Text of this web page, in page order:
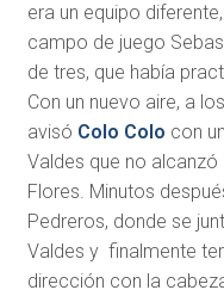
era un equipo
campo de juego
de tres, que había
Con un nuevo aire, a
avisó Colo Colo con
Valdes que no
Flores. Minutos
Pedreros, donde se
Valdes y finalmente
dirección con la